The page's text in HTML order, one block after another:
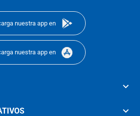
nuestra app en
nuestra app en